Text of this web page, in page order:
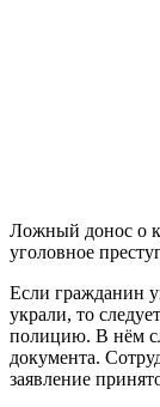
Ложный донос о
уголовное
Если гражданин
украли, то
полицию. В нём
документа.
заявление